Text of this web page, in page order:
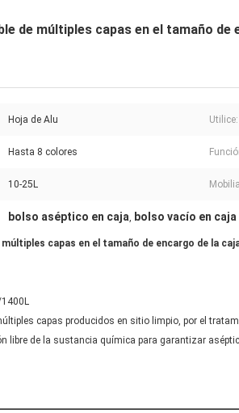
de múltiples capas en el tamaño de
Hoja de Alu Utilice:
Hasta 8 colores
10-25L
bolso aséptico en caja, bolso vacío en caja
capas en el tamaño de encargo de la
capas producidos en sitio limpio, por el
libre de la sustancia química para garantizar